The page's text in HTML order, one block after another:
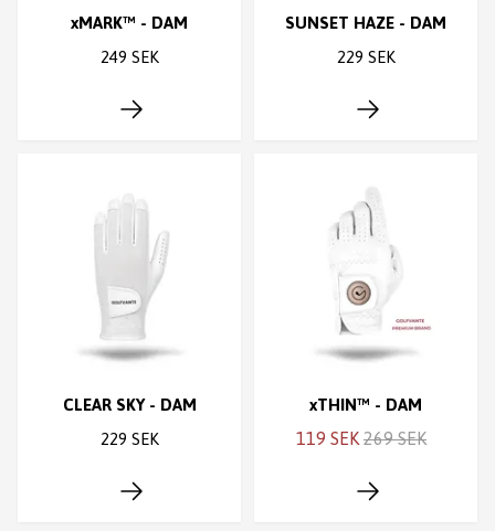
xMARK™ - DAM
249 SEK
SUNSET HAZE - DAM
229 SEK
CLEAR SKY - DAM
229 SEK
xTHIN™ - DAM
119 SEK 269 SEK